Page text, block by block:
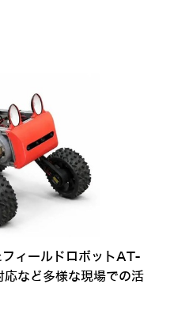
ィールドロボットAT-
など多様な現場での活